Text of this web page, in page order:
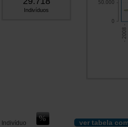
Indivíduos
- 2008 -
0
50.000
Indivíduo ver tabela